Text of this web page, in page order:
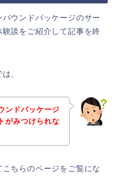
ウンドパッケージのサー
談をご紹介して記事を終
、
ンドパッケージ
がみつけられな
ちらのページをご覧にな